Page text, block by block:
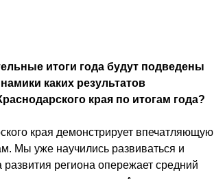
итоги года будут подведены
каких результатов
края по итогам года?
края демонстрирует впечатляющую
Мы уже научились развиваться и
региона опережает средний